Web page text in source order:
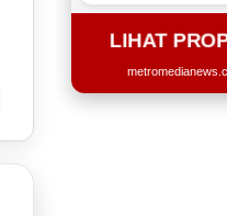
LIHAT